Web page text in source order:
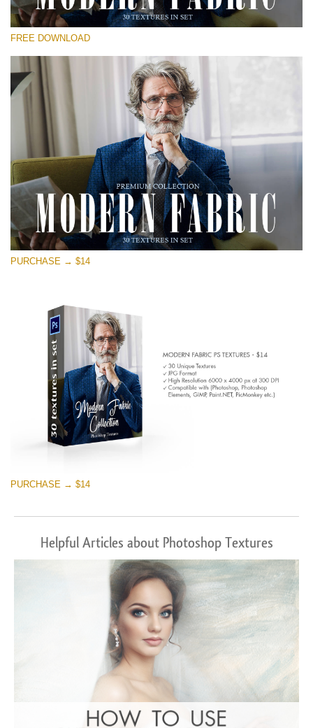
Kérlek, válassz
Small 800*533px
Modern Fabric
(30 Textures)
Large 6000*4000px
Entire Collection
(1783 Overlays)
Large 6000*4000px
Ingyenes letöltés
FREE DOWNLOAD
PURCHASE → $14
PURCHASE → $14
Helpful Articles about Photoshop Textures